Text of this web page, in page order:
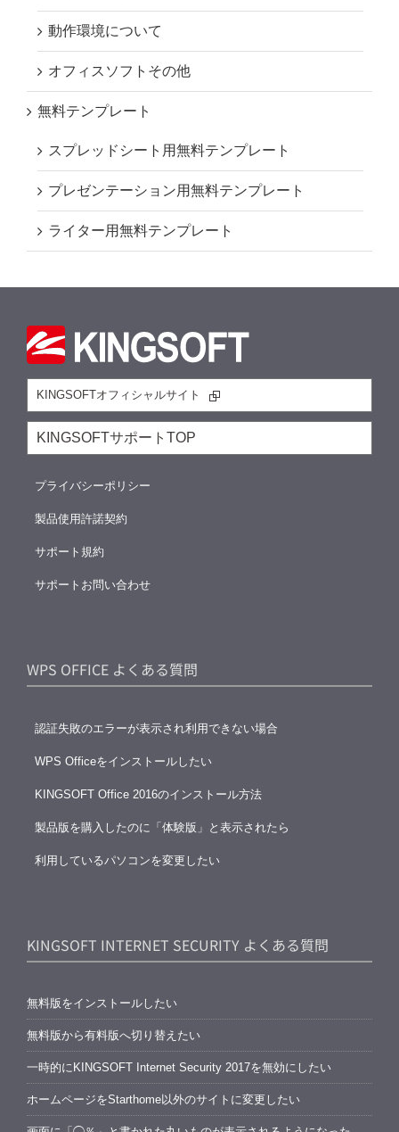
動作環境について
オフィスソフトその他
無料テンプレート
スプレッドシート用無料テンプレート
プレゼンテーション用無料テンプレート
ライター用無料テンプレート
KINGSOFTオフィシャルサイト
KINGSOFTサポートTOP
プライバシーポリシー
製品使用許諾契約
サポート規約
サポートお問い合わせ
WPS OFFICE よくある質問
認証失敗のエラーが表示され利用できない場合
WPS Officeをインストールしたい
KINGSOFT Office 2016のインストール方法
製品版を購入したのに「体験版」と表示されたら
利用しているパソコンを変更したい
KINGSOFT INTERNET SECURITY よくある質問
無料版をインストールしたい
無料版から有料版へ切り替えたい
一時的にKINGSOFT Internet Security 2017を無効にしたい
ホームページをStarthome以外のサイトに変更したい